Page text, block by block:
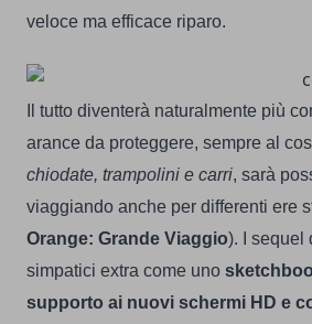
veloce ma efficace riparo.
Il tutto diventerà naturalmente più
arance da proteggere, sempre al
chiodate, trampolini e carri, sarà
viaggiando anche per differenti ere
Orange: Grande Viaggio).
I
simpatici extra come uno
supporto ai nuovi schermi HD e